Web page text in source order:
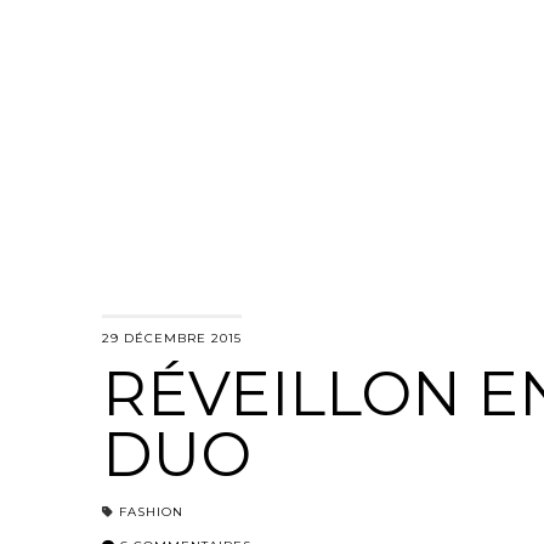
29 DÉCEMBRE 2015
RÉVEILLON
DUO
FASHION